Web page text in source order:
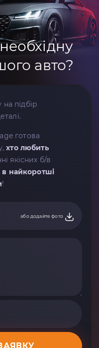
авто?
на підбір
готова
хто любить
якісних б/в
в найкоротші
!
або додайте фото